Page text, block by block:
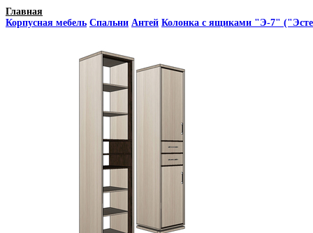
Главная
Корпусная мебель Спальни Антей Колонка с ящиками "Э-7"